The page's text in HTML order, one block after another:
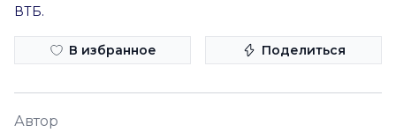
ВТБ.
В избранное Поделиться
Автор